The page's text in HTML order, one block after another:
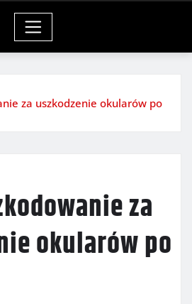
za uszkodzenie okularów po
za
okularów po